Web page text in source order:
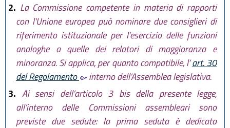
2. La Commissione competente in materia di rapporti
con l'Unione europea può nominare due consiglieri di
riferimento istituzionale per l’esercizio delle funzioni
analoghe a quelle dei relatori di maggioranza e
minoranza. Si applica, per quanto compatibile, l’art. 30
del Regolamento
interno dell’Assemblea legislativa.
3. Ai sensi dell’articolo 3 bis della presente legge,
all’interno delle Commissioni assembleari sono
previste due sedute: la prima seduta è dedicata